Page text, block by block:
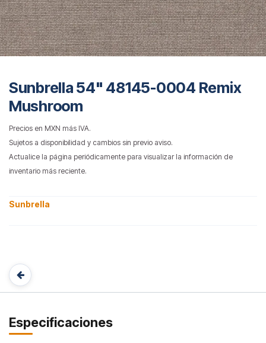
Sunbrella 54" 48145-0004 Remix
Mushroom
Precios en MXN más IVA.
Sujetos a disponibilidad y cambios sin previo aviso.
Actualice la página periódicamente para visualizar la información de
inventario más reciente.
Sunbrella
Especificaciones